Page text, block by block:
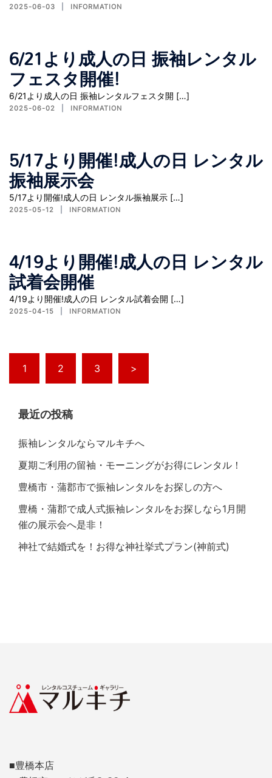
2025-06-03 INFORMATION
6/21より成人の日 振袖レンタル
フェスタ開催!
6/21より成人の日 振袖レンタルフェスタ開 […]
2025-06-02 INFORMATION
5/17より開催!成人の日 レンタル
振袖展示会
5/17より開催!成人の日 レンタル振袖展示 […]
2025-05-12 INFORMATION
4/19より開催!成人の日 レンタル
試着会開催
4/19より開催!成人の日 レンタル試着会開 […]
2025-04-15 INFORMATION
1 2 3 >
最近の投稿
振袖レンタルならマルキチへ
夏期ご利用の留袖・モーニングがお得にレンタル！
豊橋市・蒲郡市で振袖レンタルをお探しの方へ
豊橋・蒲郡で成人式振袖レンタルをお探しなら1月開
催の展示会へ是非！
神社で結婚式を！お得な神社挙式プラン(神前式)
■豊橋本店